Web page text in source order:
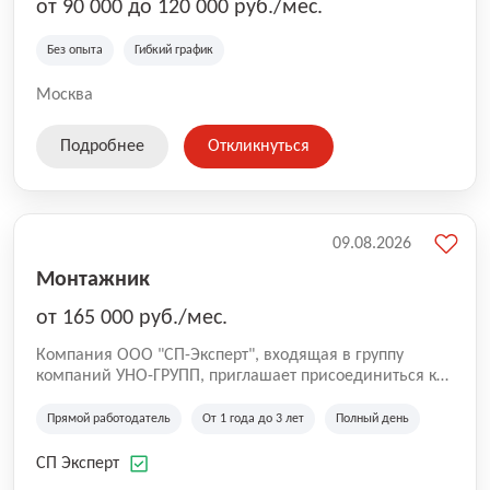
от 90 000 до 120 000 руб./мес.
Без опыта Гибкий график
Москва
Подробнее Откликнуться
Монтажник
от 165 000 руб./мес.
Компания ООО "СП-Эксперт", входящая в группу
компаний УНО-ГРУПП, приглашает присоединиться к
работаем на рынке с 2005 года и оказываем комплекс
зданий из гибридных модульных блоков свободной
Прямой работодатель От 1 года до 3 лет Полный день
СП Эксперт
09.08.2026